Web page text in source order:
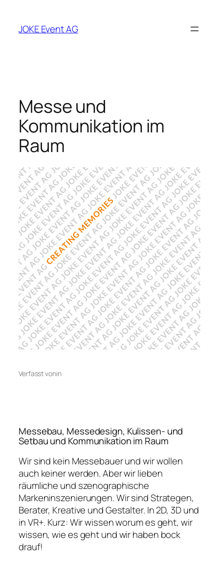
springen
JOKE Event AG
Messe und
Kommunikation im
Raum
Verfasst vonin
Messebau, Messedesign, Kulissen- und
Setbau und Kommunikation im Raum
Wir sind kein Messebauer und wir wollen
auch keiner werden. Aber wir lieben
räumliche und szenographische
Markeninszenierungen. Wir sind Strategen,
Berater, Kreative und Gestalter. In 2D, 3D und
in VR+. Kurz: Wir wissen worum es geht, wir
wissen, wie es geht und wir haben bock
drauf!